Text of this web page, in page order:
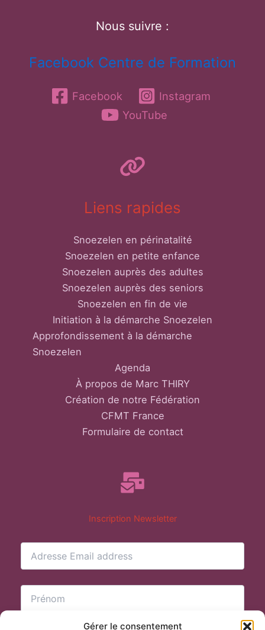
Gérer le consentement
Nous suivre :
Facebook Centre de Formation
Facebook
Instagram
YouTube
Liens rapides
Snoezelen en périnatalité
Snoezelen en petite enfance
Snoezelen auprès des adultes
Snoezelen auprès des seniors
Snoezelen en fin de vie
Initiation à la démarche Snoezelen
Approfondissement à la démarche
Snoezelen
Agenda
À propos de Marc THIRY
Création de notre Fédération
CFMT France
Formulaire de contact
Inscription Newsletter